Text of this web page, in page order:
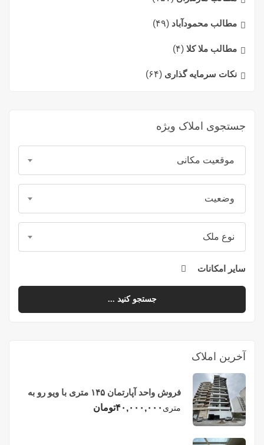
مطالب محمودآباد (۴۹)
مطالب ملا کلا (۴)
نکات سرمایه گذاری (۶۴)
جستجوی املاک ویژه
موقعیت مکانی
وضعیت
نوع ملک
سایر امکانات
جستجو کنید ...
آخرین املاک
فروش واحد آپارتمان ۱۴۵ متری با ویو رو به
دریا در فریدونکنار
متری ۴۰,۰۰۰,۰۰۰تومان